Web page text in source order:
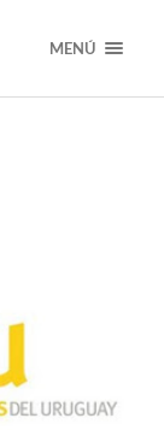
MENÚ